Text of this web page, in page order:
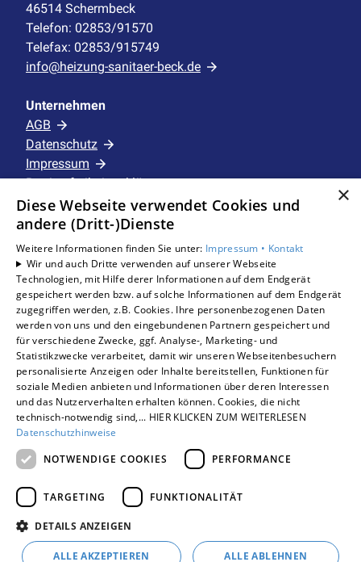
46514 Schermbeck
Telefon: 02853/91570
Telefax: 02853/915749
info@heizung-sanitaer-beck.de
Unternehmen
AGB
Datenschutz
Impressum
Barrierefreiheitserklärung
Leistungen
Privatkunden
Gewerbekunden
Karriere
Unternehmen
Standorte
Schermbeck
Um externe HTML-Inhalte anzuzeigen, benötigen
Weitere Informationen finden Sie in unserer
Datenschutzerklärung.
×
Diese Webseite verwendet Cookies und
andere (Dritt-)Dienste
Weitere Informationen finden Sie unter: Impressum • Kontakt
Wir und auch Dritte verwenden auf unserer Webseite
Technologien, mit Hilfe derer Informationen auf dem Endgerät
gespeichert werden bzw. auf solche Informationen auf dem Endgerät
zugegriffen werden, z.B. Cookies. Ihre personenbezogenen Daten
werden von uns und den eingebundenen Partnern gespeichert und
für verschiedene Zwecke, ggf. Analyse-, Marketing- und
Statistikzwecke verarbeitet, damit wir unseren Webseitenbesuchern
personalisierte Anzeigen oder Inhalte bereitstellen, Funktionen für
soziale Medien anbieten und Informationen über deren Interessen
und das Nutzerverhalten erhalten können. Cookies, die nicht
technisch-notwendig sind,... HIER KLICKEN ZUM WEITERLESEN
Datenschutzhinweise
NOTWENDIGE COOKIES
PERFORMANCE
TARGETING FUNKTIONALITÄT
DETAILS ANZEIGEN
ALLE AKZEPTIEREN ALLE ABLEHNEN